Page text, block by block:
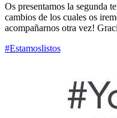
Os presentamos la segunda
cambios de los cuales os
acompañarnos otra vez!
‪#‎Estamoslistos‬